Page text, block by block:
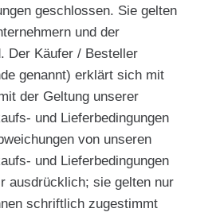
geschlossen. Sie gelten
und der
Der Käufer / Besteller
genannt) erklärt sich mit
der Geltung un­serer
und Lieferbedingungen
von unseren
und Lieferbedingungen
ausdrücklich; sie gelten nur
schriftlich zugestimmt